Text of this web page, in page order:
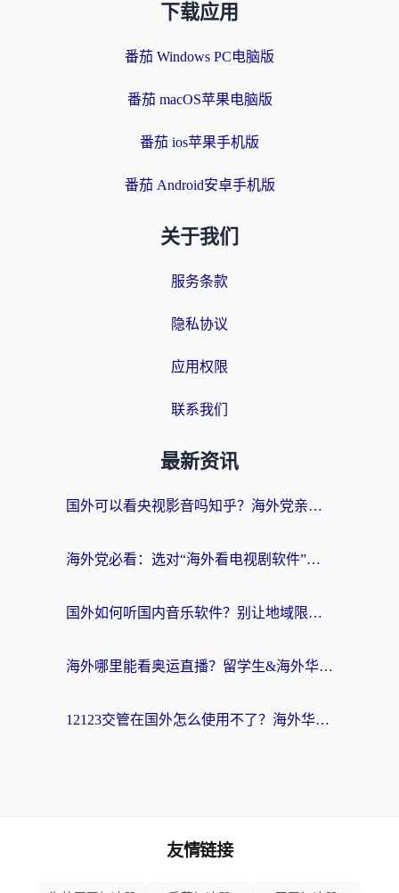
下载应用
番茄 Windows PC电脑版
番茄 macOS苹果电脑版
番茄 ios苹果手机版
番茄 Android安卓手机版
关于我们
服务条款
隐私协议
应用权限
联系我们
最新资讯
国外可以看央视影音吗知乎？海外党亲测有效的回国加速方案
海外党必看：选对“海外看电视剧软件”，再也不用愁国内剧刷不了
国外如何听国内音乐软件？别让地域限制，断了你的中文歌单
海外哪里能看奥运直播？留学生&海外华人必看的体育赛事观赛终极指南
12123交管在国外怎么使用不了？海外华人必看的无缝访问国内资源指南
友情链接